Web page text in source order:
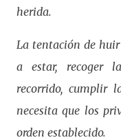
herida.
La tentación de
a estar, recoger
recorrido, cumplir
necesita que los
orden establecido.